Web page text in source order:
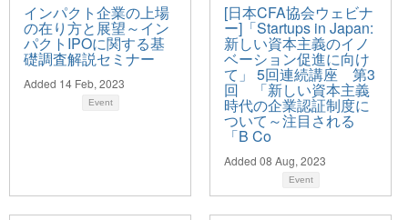
インパクト企業の上場
の在り方と展望～イン
パクトIPOに関する基
礎調査解説セミナー
Added 14 Feb, 2023
Event
[日本CFA協会ウェビナ
ー]「Startups in Japan:
新しい資本主義のイノ
ベーション促進に向け
て」 5回連続講座 第3
回 「新しい資本主義
時代の企業認証制度に
ついて～注目される
「B Co
Added 08 Aug, 2023
Event